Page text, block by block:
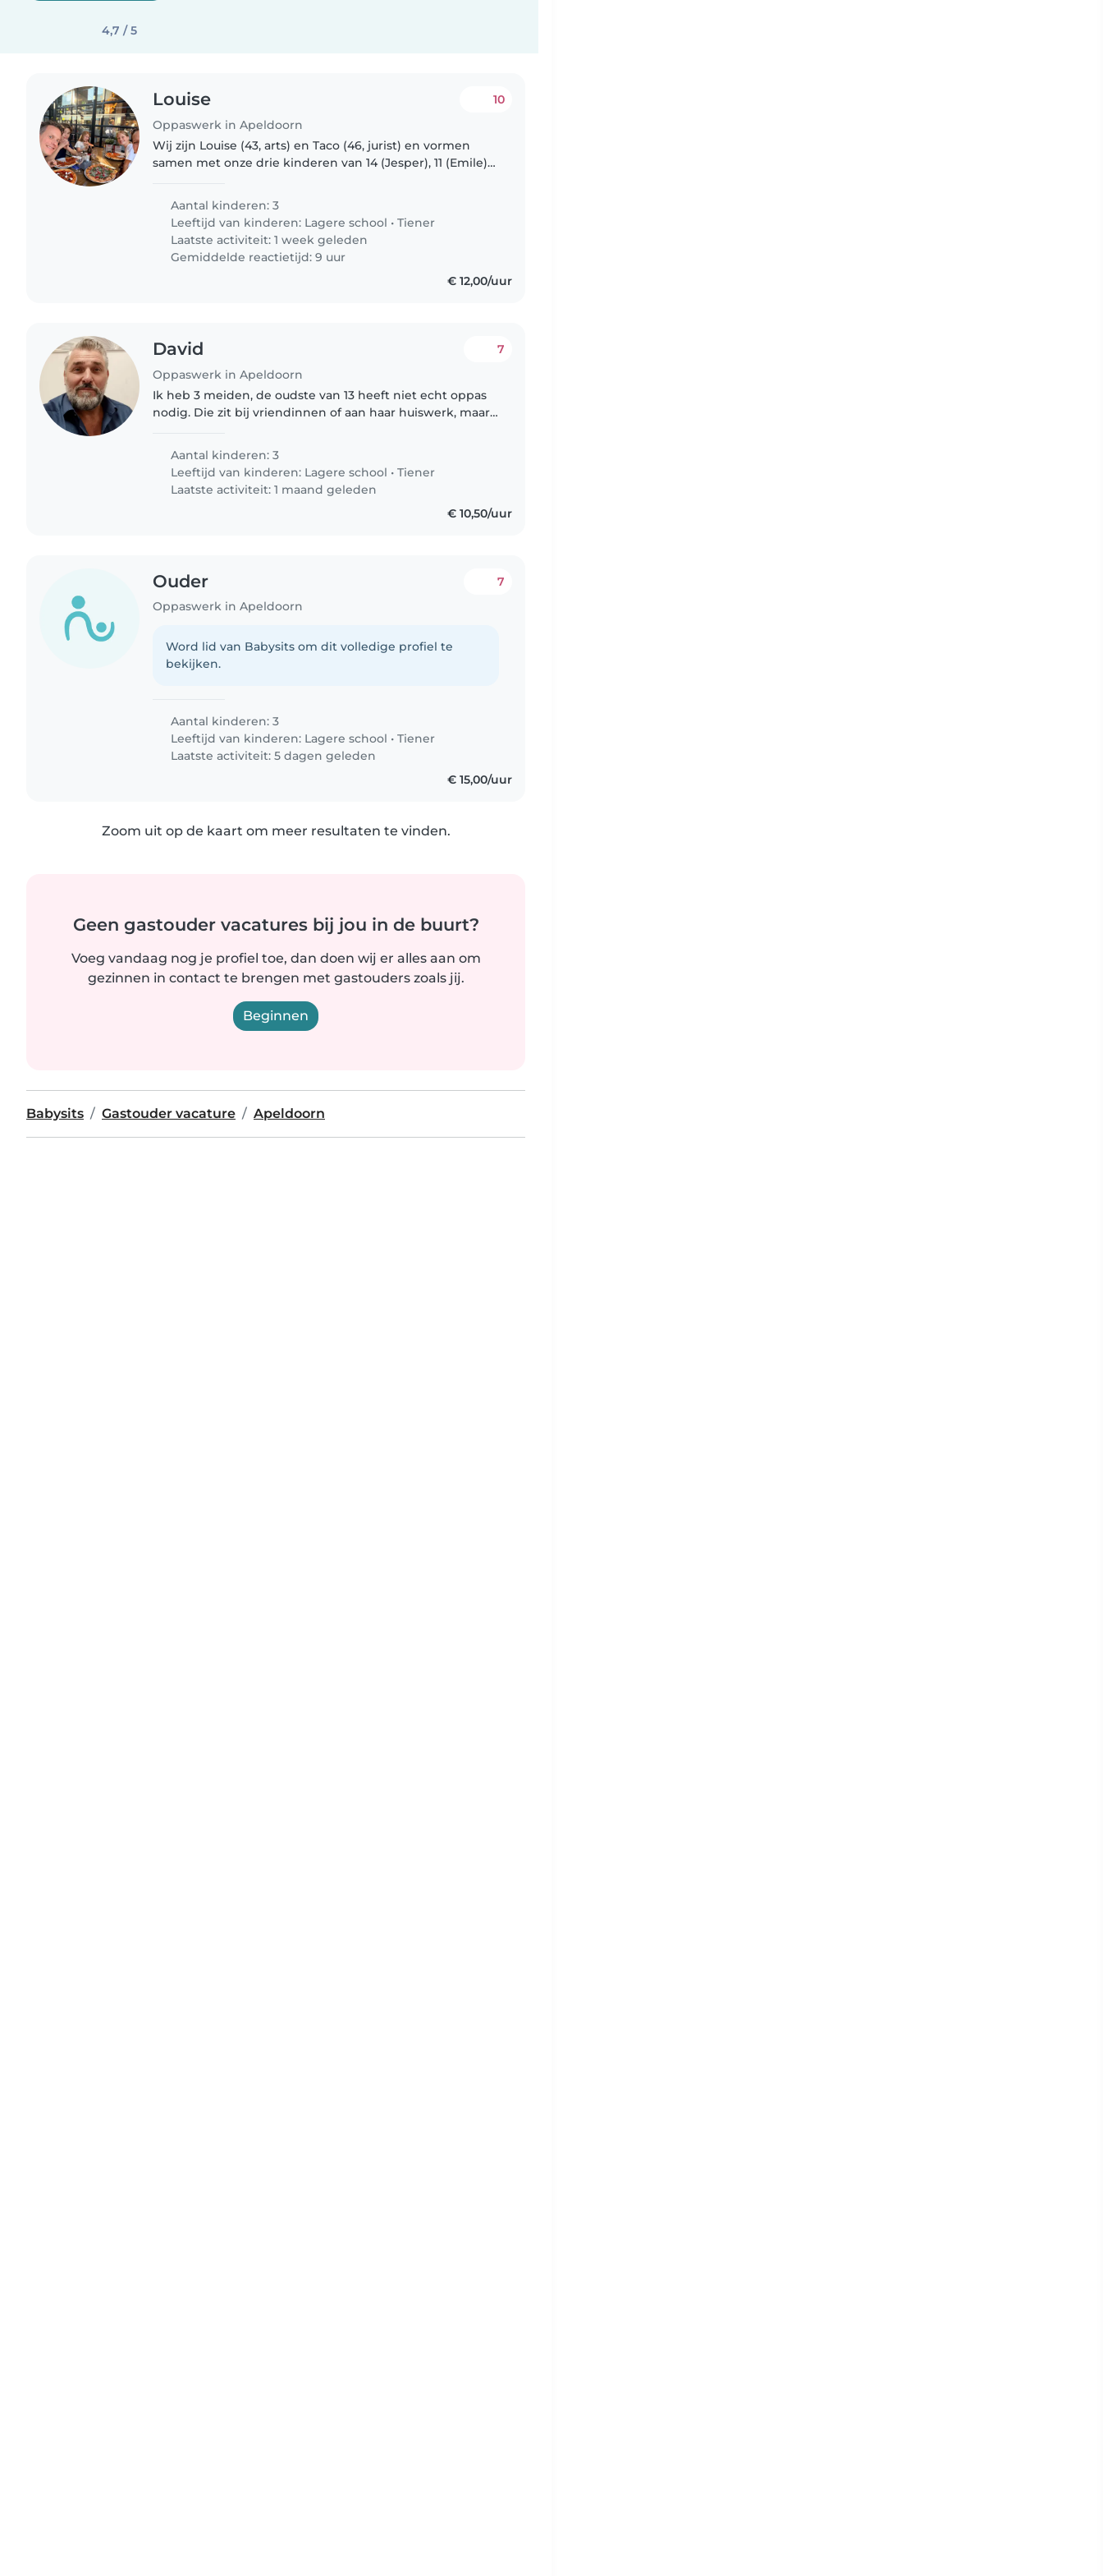
4,7 / 5
Louise
Oppaswerk in Apeldoorn
10
Wij zijn Louise (43, arts) en Taco (46, jurist) en vormen
samen met onze drie kinderen van 14 (Jesper), 11 (Emile)
een warm..
Aantal kinderen: 3
Leeftijd van kinderen: Lagere school •Tiener
Laatste activiteit: 1 week geleden
Gemiddelde reactietijd: 9 uur
€ 12,00/uur
David
Oppaswerk in Apeldoorn
7
Ik heb 3 meiden, de oudste van 13 heeft niet echt oppas
nodig. Die zit bij vriendinnen of aan haar huiswerk, maar
Aantal kinderen: 3
Leeftijd van kinderen: Lagere school •Tiener
Laatste activiteit: 1 maand geleden
€ 10,50/uur
Ouder
Oppaswerk in Apeldoorn
7
Word lid van Babysits om dit volledige profiel te
bekijken.
Aantal kinderen: 3
Leeftijd van kinderen: Lagere school •Tiener
Laatste activiteit: 5 dagen geleden
€ 15,00/uur
Zoom uit op de kaart om meer resultaten te vinden.
Geen gastouder vacatures bij jou in de buurt?
Voeg vandaag nog je profiel toe, dan doen wij er alles aan om
gezinnen in contact te brengen met gastouders zoals jij.
Beginnen
Babysits Gastouder vacature Apeldoorn